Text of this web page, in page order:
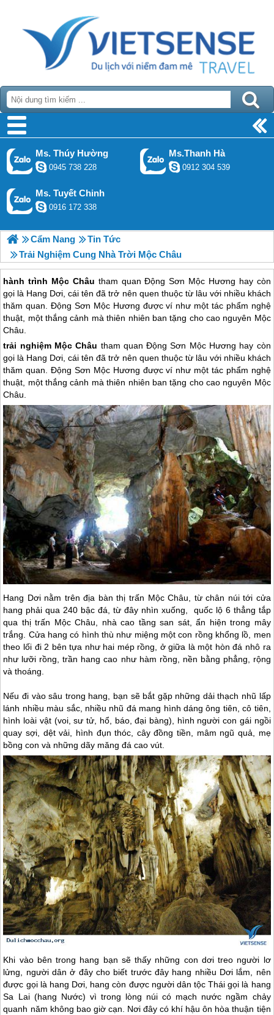
Ms. Thúy Hường
0945 738 228
Ms.Thanh Hà
0912 304 539
Ms. Tuyết Chinh
0916 172 338
Cẩm Nang
Tin Tức
Trải Nghiệm Cung Nhà Trời Mộc Châu
hành trình Mộc Châu tham quan Động Sơn Mộc Hương hay còn
gọi là Hang Dơi, cái tên đã trở nên quen thuộc từ lâu với nhiều khách
thăm quan. Động Sơn Mộc Hương được ví như một tác phẩm nghệ
thuật, một thắng cảnh mà thiên nhiên ban tặng cho cao nguyên Mộc
Châu.
trải nghiệm Mộc Châu tham quan Động Sơn Mộc Hương hay còn
gọi là Hang Dơi, cái tên đã trở nên quen thuộc từ lâu với nhiều khách
thăm quan. Động Sơn Mộc Hương được ví như một tác phẩm nghệ
thuật, một thắng cảnh mà thiên nhiên ban tặng cho cao nguyên Mộc
Châu.
Hang Dơi nằm trên địa bàn thị trấn Mộc Châu , từ chân núi tới cửa
hang phải qua 240 bậc đá, từ đây nhìn xuống, quốc lộ 6 thẳng tắp
qua thị trấn Mộc Châu , nhà cao tầng san sát, ẩn hiện trong mây
trắng. Cửa hang có hình thù như miệng một con rồng khổng lồ, men
theo lối đi 2 bên tựa như hai mép rồng, ở giữa là một hòn đá nhô ra
như lưỡi rồng, trần hang cao như hàm rồng, nền bằng phẳng, rộng
và thoáng.
Nếu đi vào sâu trong hang, bạn sẽ bắt gặp những dải thạch nhũ lấp
lánh nhiều màu sắc, nhiều nhũ đá mang hình dáng ông tiên, cô tiên,
hình loài vật (voi, sư tử, hổ, báo, đại bàng), hình người con gái ngồi
quay sợi, dệt vải, hình đụn thóc, cây đồng tiền, mâm ngũ quả, mẹ
bồng con và những dãy măng đá cao vút.
Khi vào bên trong hang bạn sẽ thấy những con dơi treo người lơ
lửng, người dân ở đây cho biết trước đây hang nhiều Dơi lắm, nên
được gọi là hang Dơi, hang còn được người dân tộc Thái gọi là hang
Sa Lai (hang Nước) vì trong lòng núi có mạch nước ngầm chảy
quanh năm không bao giờ cạn. Nơi đây có khí hậu ôn hòa thuận tiện